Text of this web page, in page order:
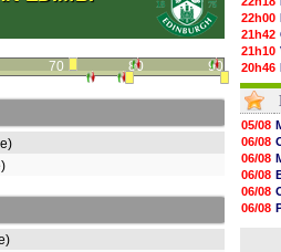
70 80 90
22h00
21h42
21h10
20h46
20h30
20h01
19h18
19h09
18h48
18h37
18h29
17h58
17h46
05/08
06/08
06/08
06/08
06/08
06/08